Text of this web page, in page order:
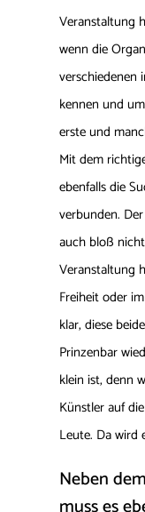
Veranstaltung
wenn die
verschiedenen
kennen und
erste und
Mit dem
ebenfalls die
verbunden.
auch bloß
Veranstaltung
Freiheit oder
klar, diese
Prinzenbar
klein ist, denn
Künstler auf
Leute. Da wird
Neben